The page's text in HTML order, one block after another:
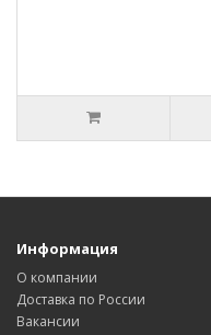
Информация
О компании
Доставка по России
Вакансии